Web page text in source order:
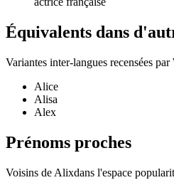
Équivalents dans
Variantes inter-langues recensées
Alice
Alisa
Alex
Prénoms proches
Voisins de Alixdans l'espace